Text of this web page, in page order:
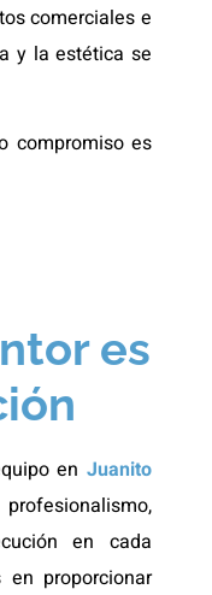
comerciales e
y la estética se
compromiso es
es
en Juanito
en cada
en proporcionar